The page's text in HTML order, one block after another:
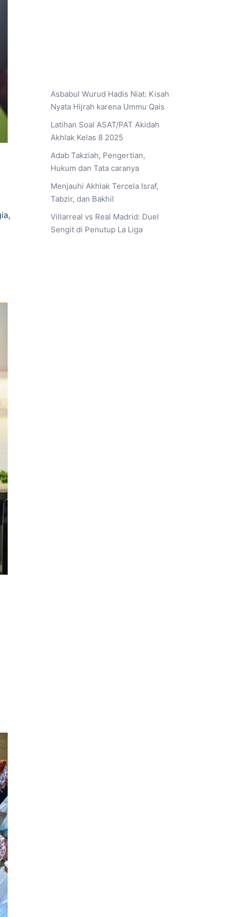
Asbabul Wurud Hadis Niat: Kisah
Nyata Hijrah karena Ummu Qais
Latihan Soal ASAT/PAT Akidah
Akhlak Kelas 8 2025
Adab Takziah, Pengertian,
Hukum dan Tata caranya
Menjauhi Akhlak Tercela Israf,
Tabzir, dan Bakhil
Villarreal vs Real Madrid: Duel
Sengit di Penutup La Liga